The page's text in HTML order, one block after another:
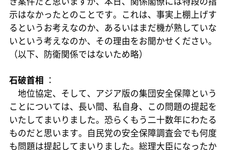
示はなかったとのことです。これは、事実上棚上げす
るというお考えなのか、あるいはまだ機が熟していな
いという考えなのか、その理由をお聞かせください。
（以下、防衛関係ではないため略）
石破首相 ：
地位協定、そして、アジア版の集団安全保障という
ことについては、長い間、私自身、この問題の提起を
いたしてまいりました。恐らくもう二十数年にわたる
ものだと思います。自民党の安全保障調査会でも何度
も問題は提起してまいりました。総理大臣になったか